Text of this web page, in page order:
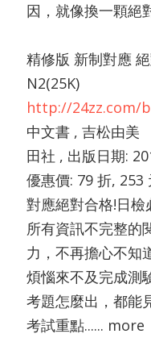
因，就像換一顆絕
精修版 新制對應
N2(25K)
http://24zz.com/
中文書 , 吉松由
田社 , 出版日期:
優惠價: 79 折, 253
對應絕對合格!日
所有資訊不完整的
力，不再擔心不知
煩惱來不及完成測
考題怎麼出，都能
考試重點...... more